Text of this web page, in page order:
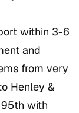
within 3-6
and
from very
Henley &
with